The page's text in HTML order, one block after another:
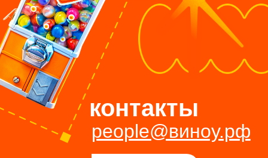
ООО «ВИНОУ»
ИНН 9 706 009 308
ОГРН: 1 207 700 372 330
Юридический адрес: 105 120, г. Москва, вн.тер.г.
муниципальный округ Басманный, ул Нижняя
Сыромятническая, д. 10, стр. 9